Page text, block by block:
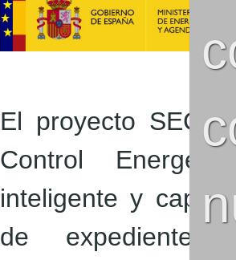
El proyecto
Control
inteligente y
de expediente